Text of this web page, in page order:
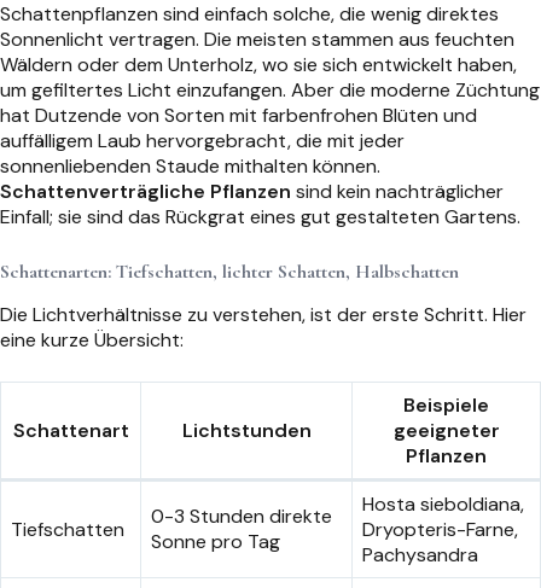
Schattenpflanzen sind einfach solche, die wenig direktes
Sonnenlicht vertragen. Die meisten stammen aus feuchten
Wäldern oder dem Unterholz, wo sie sich entwickelt haben,
um gefiltertes Licht einzufangen. Aber die moderne Züchtung
hat Dutzende von Sorten mit farbenfrohen Blüten und
auffälligem Laub hervorgebracht, die mit jeder
sonnenliebenden Staude mithalten können.
Schattenverträgliche Pflanzen sind kein nachträglicher
Einfall; sie sind das Rückgrat eines gut gestalteten Gartens.
Schattenarten: Tiefschatten, lichter Schatten, Halbschatten
Die Lichtverhältnisse zu verstehen, ist der erste Schritt. Hier
eine kurze Übersicht:
Schattenart Lichtstunden
Beispiele
geeigneter
Pflanzen
Tiefschatten
0-3 Stunden direkte
Sonne pro Tag
Hosta sieboldiana,
Dryopteris-Farne,
Pachysandra